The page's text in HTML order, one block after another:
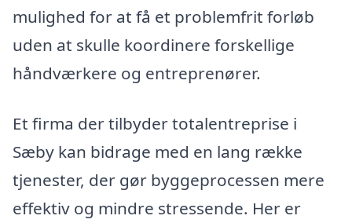
mulighed for at få et problemfrit forløb
uden at skulle koordinere forskellige
håndværkere og entreprenører.
Et firma der tilbyder totalentreprise i
Sæby kan bidrage med en lang række
tjenester, der gør byggeprocessen mere
effektiv og mindre stressende. Her er